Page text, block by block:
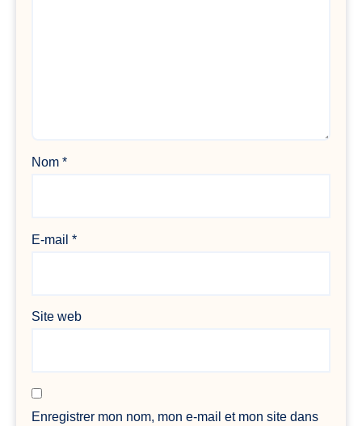
Nom*
E-mail*
Site web
Enregistrer mon nom, mon e-mail et mon site dans